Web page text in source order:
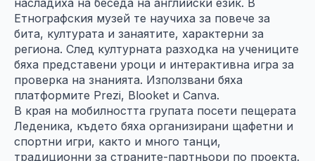
Етнографския музей те научиха за повече за
бита, културата и занаятите, характерни за
региона. След културната разходка на учениците
бяха представени уроци и интерактивна игра за
проверка на знанията. Използвани бяха
платформите Prezi, Blooket и Canva.
В края на мобилността групата посети пещерата
Леденика, където бяха организирани щафетни и
спортни игри, както и много танци,
традиционни за страните-партньори по проекта.